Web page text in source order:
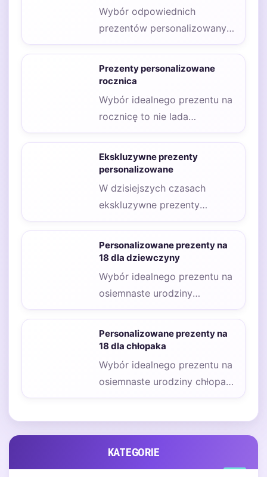
Wybór odpowiednich
prezentów personalizowanych
na ślub dla pary młodej może
być nie lada wyzwaniem,
zwłaszcza…
Prezenty personalizowane
rocznica
Wybór idealnego prezentu na
rocznicę to nie lada
wyzwanie, zwłaszcza gdy
Ekskluzywne prezenty
personalizowane
W dzisiejszych czasach
ekskluzywne prezenty
personalizowane zyskują na
popularności, ponieważ ludzie
pragną ofiarować coś
wyjątkowego…
Personalizowane prezenty na
18 dla dziewczyny
Wybór idealnego prezentu na
osiemnaste urodziny
dziewczyny to zadanie, które
wymaga przemyślenia i
uwzględnienia jej…
Personalizowane prezenty na
18 dla chłopaka
Wybór idealnego prezentu na
osiemnaste urodziny chłopaka
może być nie lada
KATEGORIE